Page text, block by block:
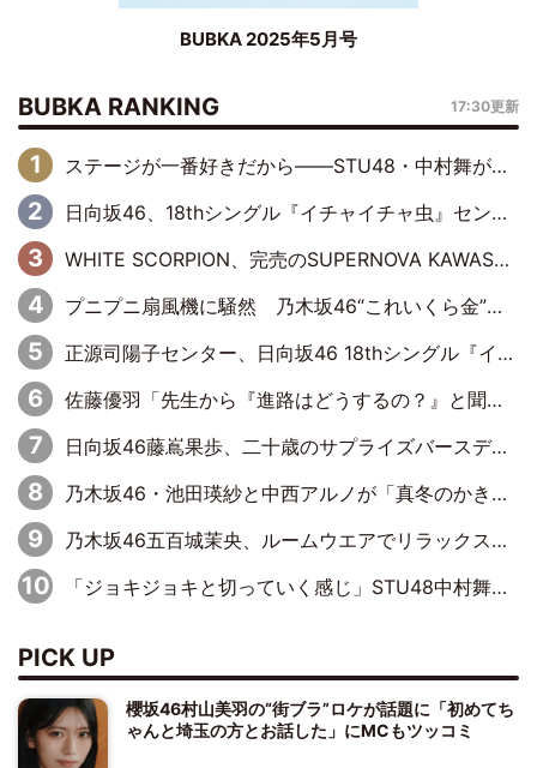
BUBKA 2025年5月号
BUBKA RANKING 17:30更新
ステージが一番好きだから――STU48・中村舞が描く“これからの私”
日向坂46、18thシングル『イチャイチャ虫』センターは正源司陽子に決定& 佐藤優羽や平岡海月など、“ひなた坂46”からの選抜入りも注目！
WHITE SCORPION、完売のSUPERNOVA KAWASAKIで沸いた“着席型LIVE” 『BASE Live #16』昼公演リポート
プニプニ扇風機に騒然 乃木坂46“これいくら金”延長中は今回もわちゃわちゃ全開
正源司陽子センター、日向坂46 18thシングル『イチャイチャ虫』新ビジュアル公開
佐藤優羽「先生から『進路はどうするの？』と聞かれて。『実は……』とXのトレンドで1位になっているスマホを見せました」【日向坂46『五期生LIVE』開催記念 五期生“変革”ドキュメンタリー③】
日向坂46藤嶌果歩、二十歳のサプライズバースデーに大喜び「頼られる先輩になれるように努力していきたい」
乃木坂46・池田瑛紗と中西アルノが「真冬のかき氷」騒動で火花散らす！ 因縁の裏にあるのは、逆境をともに“凌”ぐ似た者同士の絆
乃木坂46五百城茉央、ルームウエアでリラックス「今回のグラビアを見て成長を感じていただけるとうれしい」
「ジョキジョキと切っていく感じ」STU48中村舞、新しい挑戦は自らの手で
PICK UP
櫻坂46村山美羽の“街ブラ”ロケが話題に「初めてち
ゃんと埼玉の方とお話した」にMCもツッコミ